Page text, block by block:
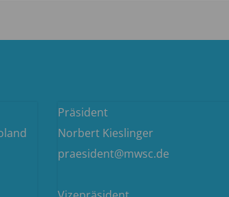
Präsident
Norbert Kieslinger
praesident@mwsc.de